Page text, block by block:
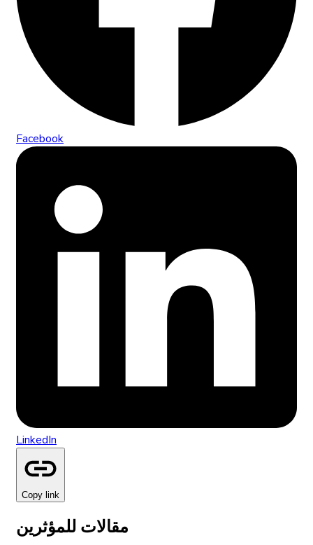
Facebook
LinkedIn
Copy link
مقالات للمؤثرين